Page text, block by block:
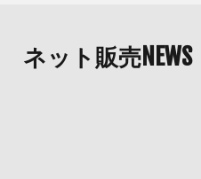
ネット販売NEWS